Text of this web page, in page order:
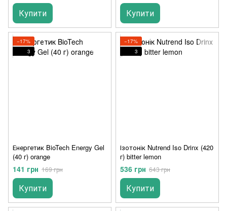
Купити Купити
−17%
3
Енергетик BioTech Energy Gel
(40 г) orange
141 грн 169 грн
Купити
−17%
3
Ізотонік Nutrend Iso Drinx (420
г) bitter lemon
536 грн 643 грн
Купити